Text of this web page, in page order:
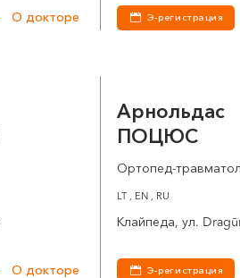
О докторе Э-регистрация
О докторе
Арнольдас
ПОЦЮС
Ортопед-
LT , EN , RU
Клайпеда, ул.
Э-регистрация